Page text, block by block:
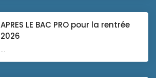
APRES LE BAC PRO pour la rentrée
2026
...